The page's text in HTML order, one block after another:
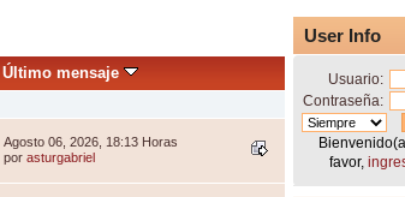
Último mensaje
Agosto 06, 2026, 18:13 Horas
porasturgabriel
User Info
Usuario:
Contraseña:
favor,